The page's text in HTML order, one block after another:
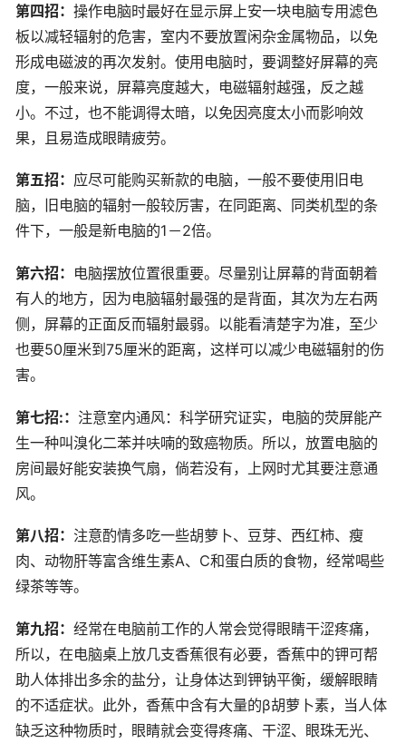
第四招： 操作电脑时最好在显示屏上安一块电脑专用滤色
板以减轻辐射的危害，室内不要放置闲杂金属物品，以免
形成电磁波的再次发射。使用电脑时，要调整好屏幕的亮
度，一般来说，屏幕亮度越大，电磁辐射越强，反之越
小。不过，也不能调得太暗，以免因亮度太小而影响效
果，且易造成眼睛疲劳。
第五招： 应尽可能购买新款的电脑，一般不要使用旧电
脑，旧电脑的辐射一般较厉害，在同距离、同类机型的条
件下，一般是新电脑的1－2倍。
第六招： 电脑摆放位置很重要。尽量别让屏幕的背面朝着
有人的地方，因为电脑辐射最强的是背面，其次为左右两
侧，屏幕的正面反而辐射最弱。以能看清楚字为准，至少
也要50厘米到75厘米的距离，这样可以减少电磁辐射的伤
害。
第七招:： 注意室内通风：科学研究证实，电脑的荧屏能产
生一种叫溴化二苯并呋喃的致癌物质。所以，放置电脑的
房间最好能安装换气扇，倘若没有，上网时尤其要注意通
风。
第八招： 注意酌情多吃一些胡萝卜、豆芽、西红柿、瘦
肉、动物肝等富含维生素A、C和蛋白质的食物，经常喝些
绿茶等等。
第九招： 经常在电脑前工作的人常会觉得眼睛干涩疼痛，
所以，在电脑桌上放几支香蕉很有必要，香蕉中的钾可帮
助人体排出多余的盐分，让身体达到钾钠平衡，缓解眼睛
的不适症状。此外，香蕉中含有大量的β胡萝卜素，当人体
缺乏这种物质时，眼睛就会变得疼痛、干涩、眼珠无光、